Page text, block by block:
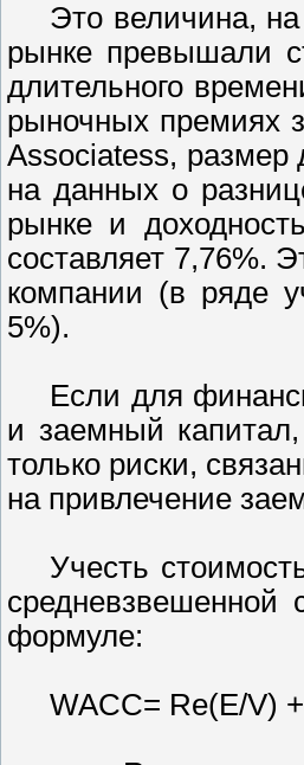
Это величина,
рынке превышали
длительного
рыночных премиях
Associatess,
на данных о
рынке и
составляет 7,76%.
компании (в ряде
5%).
Если для
и заемный капитал,
только риски,
на привлечение
Учесть
средневзвешенной
формуле:
WACC= Re(E/V)